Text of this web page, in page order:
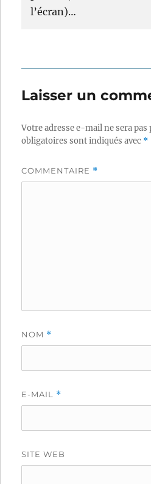
l’écran)…
Laisser un
Votre adresse e-mail ne sera pas
obligatoires sont indiqués avec *
COMMENTAIRE *
NOM *
E-MAIL *
SITE WEB